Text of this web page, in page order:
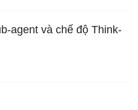
agent và chế độ Think-